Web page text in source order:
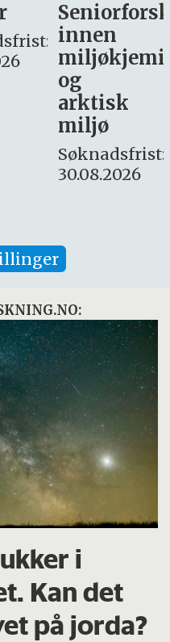
søker
– fast
Søknadsfrist:
16. august.
i
Kan det
på jorda?